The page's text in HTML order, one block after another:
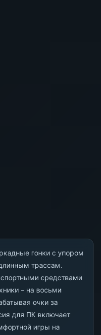
гонки с упором
трассам.
средствами
– на восьми
очки за
для ПК включает
игры на